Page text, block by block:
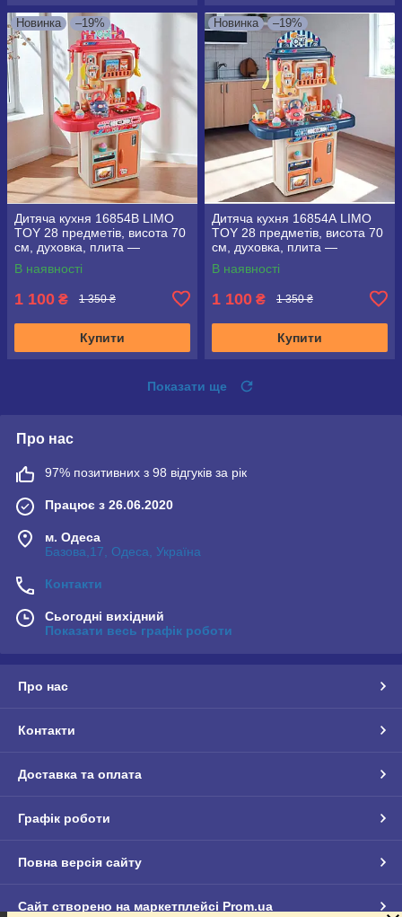
Новинка –19%
Дитяча кухня 16854В LIMO
TOY 28 предметів, висота 70
см, духовка, плита —
"холодна пара", мийка (вода)
В наявності
1 100 ₴ 1 350 ₴
Купити
Новинка –19%
Дитяча кухня 16854А LIMO
TOY 28 предметів, висота 70
см, духовка, плита —
"холодна пара", мийка (вода)
В наявності
1 100 ₴ 1 350 ₴
Купити
Показати ще
Про нас
97% позитивних з 98 відгуків за рік
Працює з 26.06.2020
м. Одеса
Базова,17, Одеса, Україна
Контакти
Сьогодні вихідний
Показати весь графік роботи
Про нас
Контакти
Доставка та оплата
Графік роботи
Повна версія сайту
Сайт створено на маркетплейсі Prom.ua